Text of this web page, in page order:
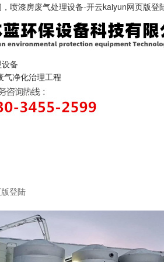
喷漆房废气处理设备-开云kaiyun网页版登
备
气净化治理工程
登陆